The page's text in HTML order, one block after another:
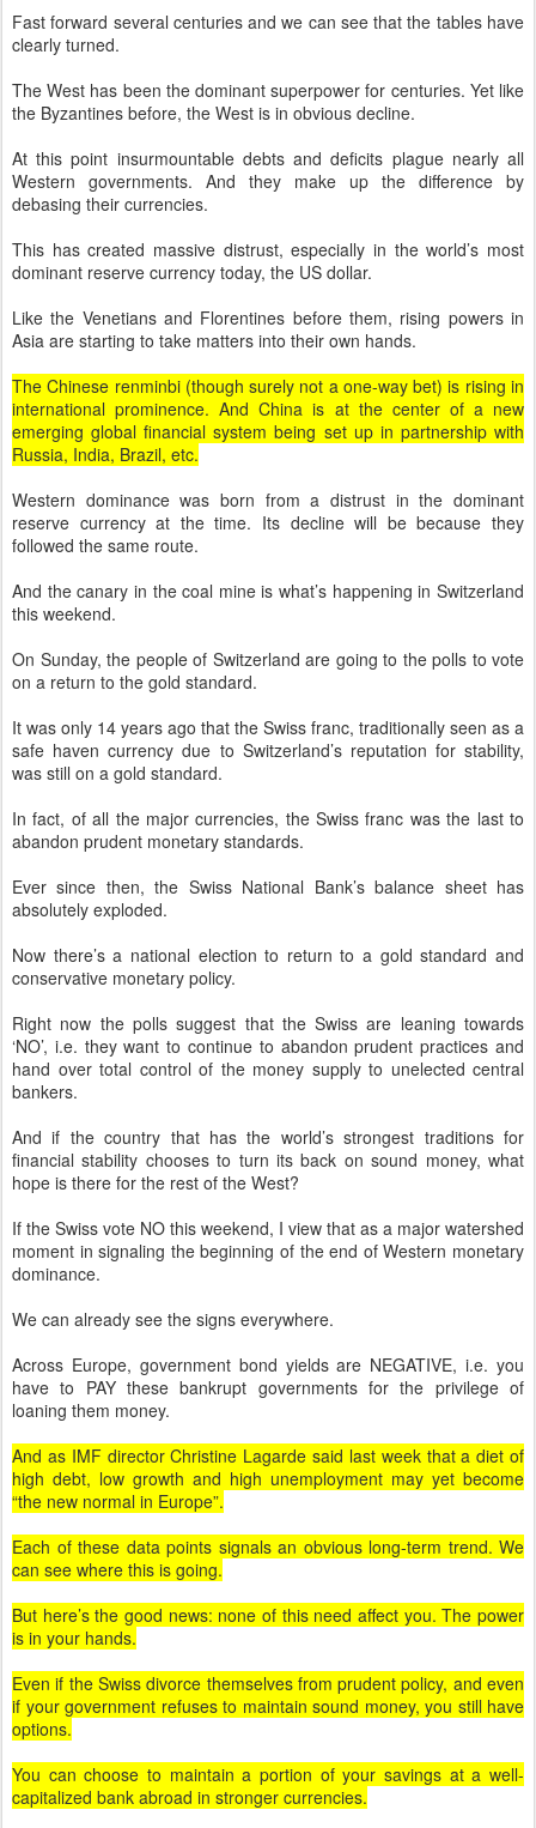
Fast forward several centuries and we can see that the tables have
clearly turned.
The West has been the dominant superpower for centuries. Yet like
the Byzantines before, the West is in obvious decline.
At this point insurmountable debts and deficits plague nearly all
Western governments. And they make up the difference by
debasing their currencies.
This has created massive distrust, especially in the world’s most
dominant reserve currency today, the US dollar.
Like the Venetians and Florentines before them, rising powers in
Asia are starting to take matters into their own hands.
The Chinese renminbi (though surely not a one-way bet) is rising in
international prominence. And China is at the center of a new
emerging global financial system being set up in partnership with
Russia, India, Brazil, etc.
Western dominance was born from a distrust in the dominant
reserve currency at the time. Its decline will be because they
followed the same route.
And the canary in the coal mine is what’s happening in Switzerland
this weekend.
On Sunday, the people of Switzerland are going to the polls to vote
on a return to the gold standard.
It was only 14 years ago that the Swiss franc, traditionally seen as a
safe haven currency due to Switzerland’s reputation for stability,
was still on a gold standard.
In fact, of all the major currencies, the Swiss franc was the last to
abandon prudent monetary standards.
Ever since then, the Swiss National Bank’s balance sheet has
absolutely exploded.
Now there’s a national election to return to a gold standard and
conservative monetary policy.
Right now the polls suggest that the Swiss are leaning towards
‘NO’, i.e. they want to continue to abandon prudent practices and
hand over total control of the money supply to unelected central
bankers.
And if the country that has the world’s strongest traditions for
financial stability chooses to turn its back on sound money, what
hope is there for the rest of the West?
If the Swiss vote NO this weekend, I view that as a major watershed
moment in signaling the beginning of the end of Western monetary
dominance.
We can already see the signs everywhere.
Across Europe, government bond yields are NEGATIVE, i.e. you
have to PAY these bankrupt governments for the privilege of
loaning them money.
And as IMF director Christine Lagarde said last week that a diet of
high debt, low growth and high unemployment may yet become
“the new normal in Europe”.
Each of these data points signals an obvious long-term trend. We
can see where this is going.
But here’s the good news: none of this need affect you. The power
is in your hands.
Even if the Swiss divorce themselves from prudent policy, and even
if your government refuses to maintain sound money, you still have
options.
You can choose to maintain a portion of your savings at a well-
capitalized bank abroad in stronger currencies.